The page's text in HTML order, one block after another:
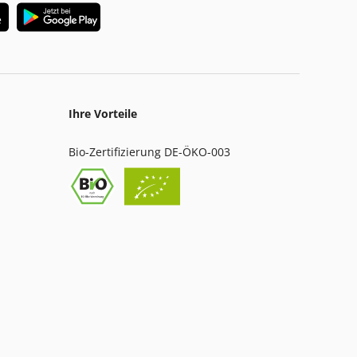
Ihre Vorteile
Bio-Zertifizierung DE-ÖKO-003